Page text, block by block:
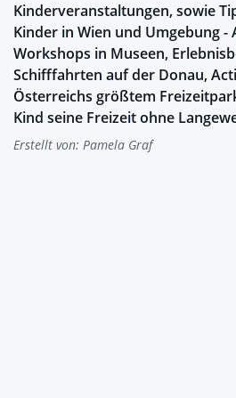
Kinderveranstaltungen, sowie
Kinder in Wien und Umgebung -
Workshops in Museen,
Schifffahrten auf der Donau,
Österreichs größtem
Kind seine Freizeit ohne
Erstellt von: Pamela Graf